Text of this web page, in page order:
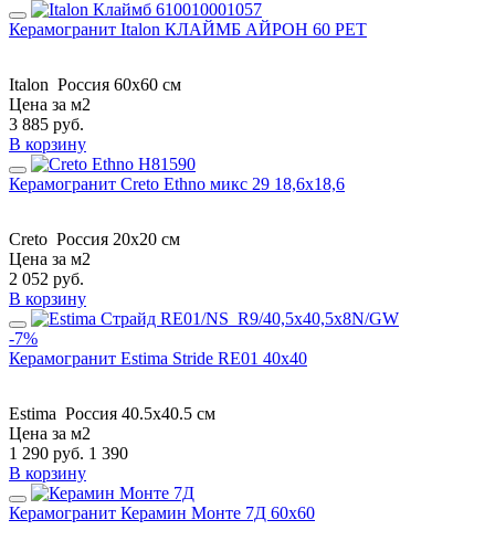
Керамогранит Italon КЛАЙМБ АЙРОН 60 РЕТ
Italon Россия 60x60 см
Цена за м2
3 885 руб.
В корзину
Керамогранит Creto Ethno микс 29 18,6х18,6
Creto Россия 20x20 см
Цена за м2
2 052 руб.
В корзину
-7%
Керамогранит Estima Stride RE01 40x40
Estima Россия 40.5x40.5 см
Цена за м2
1 290 руб. 1 390
В корзину
Керамогранит Керамин Монте 7Д 60x60